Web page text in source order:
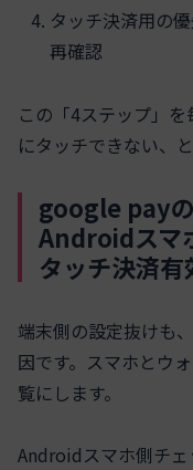
タッチ決済用の
再確認
この「4ステップ」
にタッチできない、
google pay
Androidスマ
タッチ決済
端末側の設定抜けも
因です。スマホとウ
覧にします。
Androidスマホ側チェ